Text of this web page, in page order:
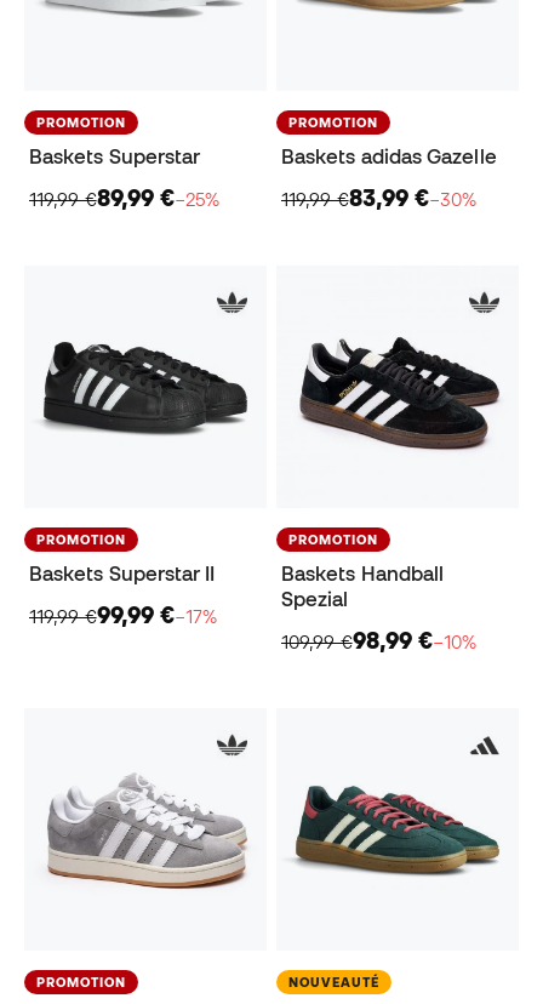
PROMOTION
Baskets Superstar
119,99 €89,99 €−25%
PROMOTION
Baskets adidas Gazelle
119,99 €83,99 €−30%
PROMOTION
Baskets Superstar II
119,99 €99,99 €−17%
PROMOTION
Baskets Handball
Spezial
109,99 €98,99 €−10%
PROMOTION NOUVEAUTÉ